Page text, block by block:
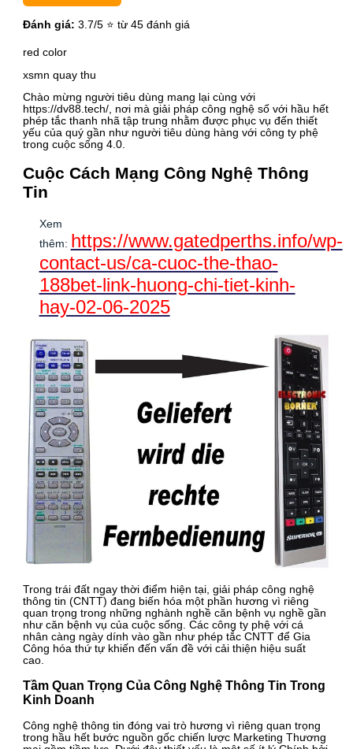
Đánh giá: 3.7/5 ⭐ từ 45 đánh giá
red color
xsmn quay thu
Chào mừng người tiêu dùng mang lại cùng với
https://dv88.tech/, nơi mà giải pháp công nghệ số với hầu hết
phép tắc thanh nhã tập trung nhằm được phục vụ đến thiết
yếu của quý gần như người tiêu dùng hàng với công ty phệ
trong cuộc sống 4.0.
Cuộc Cách Mạng Công Nghệ Thông
Tin
Xem
thêm: https://www.gatedperths.info/wp-
contact-us/ca-cuoc-the-thao-
188bet-link-huong-chi-tiet-kinh-
hay-02-06-2025
Trong trái đất ngay thời điểm hiện tại, giải pháp công nghệ
thông tin (CNTT) đang biến hóa một phần hương vì riêng
quan trọng trong những nghành nghề căn bệnh vụ nghề gần
như căn bệnh vụ của cuộc sống. Các công ty phệ với cá
nhân càng ngày dính vào gần như phép tắc CNTT để Gia
Công hóa thứ tự khiến đến vấn đề với cải thiện hiệu suất
cao.
Tầm Quan Trọng Của Công Nghệ Thông Tin Trong
Kinh Doanh
Công nghệ thông tin đóng vai trò hương vì riêng quan trọng
trong hầu hết bước nguồn gốc chiến lược Marketing Thương